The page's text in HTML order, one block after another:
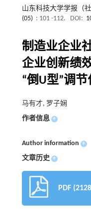
山东科技大学学报（社
(05) : 101 -112. DOI:
制造业企业
企业创新绩
“倒U型”调节
马有才, 罗子娴
作者信息 +
Author information +
文章历史 +
PDF